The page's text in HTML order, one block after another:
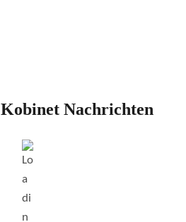
Kobinet Nachrichten